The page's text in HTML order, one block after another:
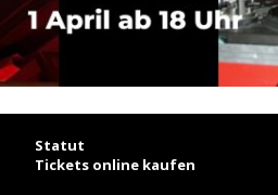
Statut
Tickets online kaufen